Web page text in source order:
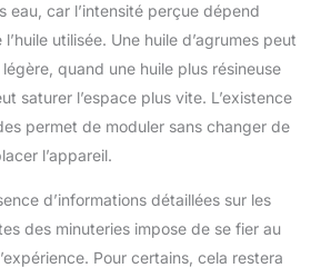
eau, car l’intensité perçue dépend
utilisée. Une huile d’agrumes peut
quand une huile plus résineuse
saturer l’espace plus vite. L’existence
permet de moduler sans changer de
l’appareil.
d’informations détaillées sur les
des minuteries impose de se fier au
Pour certains, cela restera